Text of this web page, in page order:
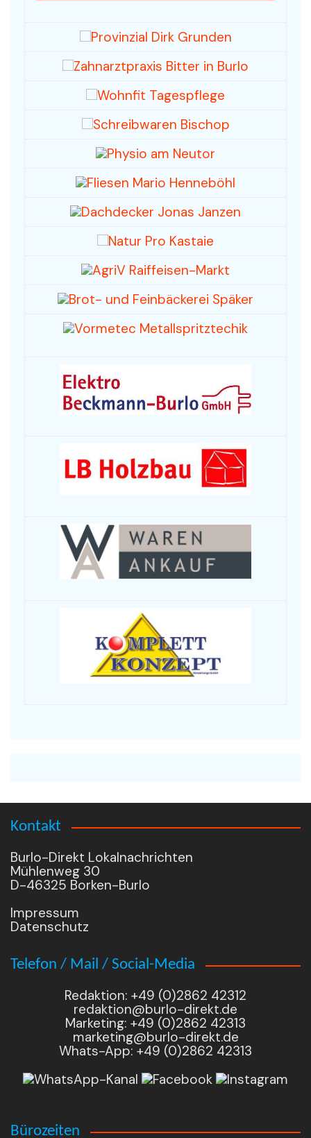
Kontakt
Burlo-Direkt Lokalnachrichten
Mühlenweg 30
D-46325 Borken-Burlo
Impressum
Datenschutz
Telefon / Mail / Social-Media
Redaktion: +49 (0)2862 42312
redaktion@burlo-direkt.de
Marketing: +49 (0)2862 42313
marketing@burlo-direkt.de
Whats-App: +49 (0)2862 42313
Bürozeiten